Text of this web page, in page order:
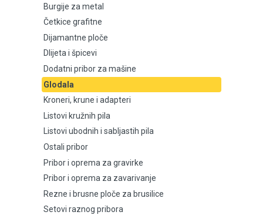
Burgije za metal
Četkice grafitne
Dlijeta i špicevi
Dodatni pribor za mašine
Glodala
Kroneri, krune i adapteri
Listovi kružnih pila
Burgije za metal
Četkice grafitne
Dijamantne ploče
Dlijeta i špicevi
Dodatni pribor za mašine
Glodala
Kroneri, krune i adapteri
Listovi kružnih pila
Listovi ubodnih i sabljastih pila
Ostali pribor
Pribor i oprema za gravirke
Pribor i oprema za zavarivanje
Rezne i brusne ploče za brusilice
Setovi raznog pribora